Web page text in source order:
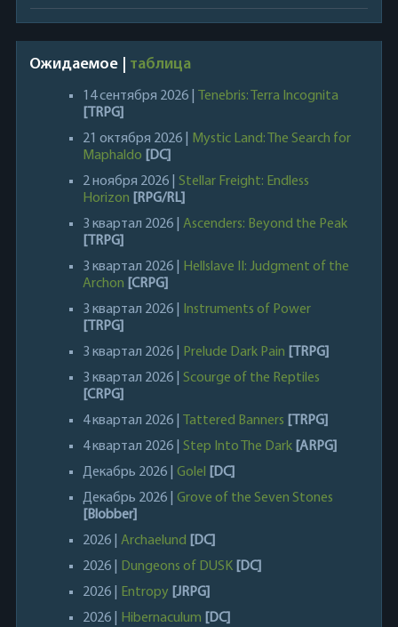
Ожидаемое | таблица
14 сентября 2026 |
Tenebris: Terra Incognita
[TRPG]
21 октября 2026 | Mystic Land: The Search for
Maphaldo [DC]
2 ноября 2026 | Stellar Freight: Endless
Horizon [RPG/RL]
3 квартал 2026 | Ascenders: Beyond the Peak
[TRPG]
3 квартал 2026 | Hellslave II: Judgment of the
Archon [CRPG]
3 квартал 2026 | Instruments of Power
[TRPG]
3 квартал 2026 | Prelude Dark Pain [TRPG]
3 квартал 2026 | Scourge of the Reptiles
[CRPG]
4 квартал 2026 |
Tattered Banners [TRPG]
4 квартал 2026 | Step Into The Dark [ARPG]
Декабрь 2026 | Golel [DC]
Декабрь 2026 | Grove of the Seven Stones
[Blobber]
2026 | Archaelund [DC]
2026 | Dungeons of DUSK [DC]
2026 | Entropy [JRPG]
2026 | Hibernaculum [DC]